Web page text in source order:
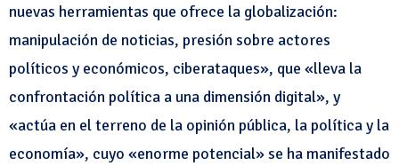
nuevas herramientas que ofrece la globalización:
manipulación de noticias, presión sobre actores
políticos y económicos, ciberataques», que «lleva la
confrontación política a una dimensión digital», y
«actúa en el terreno de la opinión pública, la política y la
economía», cuyo «enorme potencial» se ha manifestado